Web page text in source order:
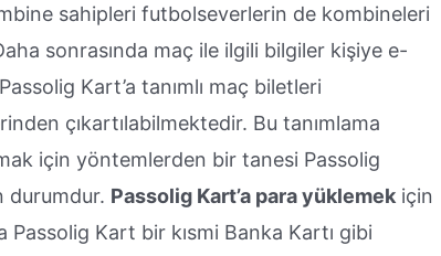
sahipleri futbolseverlerin de kombineleri
sonrasında maç ile ilgili bilgiler kişiye e-
Kart’a tanımlı maç biletleri
çıkartılabilmektedir. Bu tanımlama
için yöntemlerden bir tanesi Passolig
durumdur. Passolig Kart’a para yüklemek için
Passolig Kart bir kısmi Banka Kartı gibi